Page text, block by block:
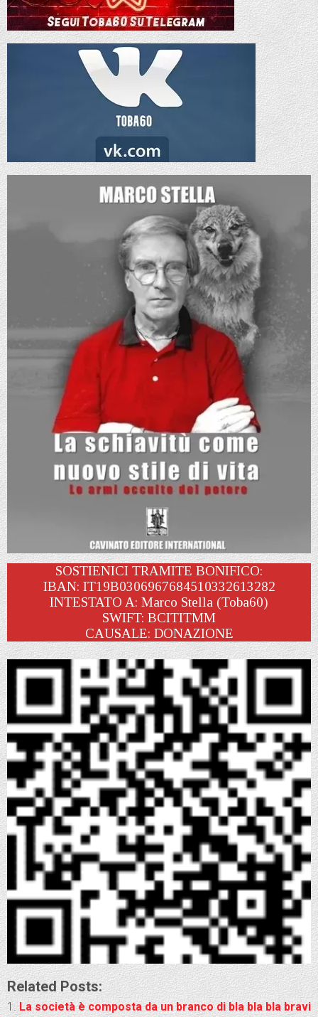
SOSTIENICI TRAMITE BONIFICO:
IBAN: IT19B0306967684510332613282
INTESTATO A: Marco Stella (Toba60)
SWIFT: BCITITMM
CAUSALE: DONAZIONE
Related Posts:
La società è composta da un branco di bla bla bla bravi